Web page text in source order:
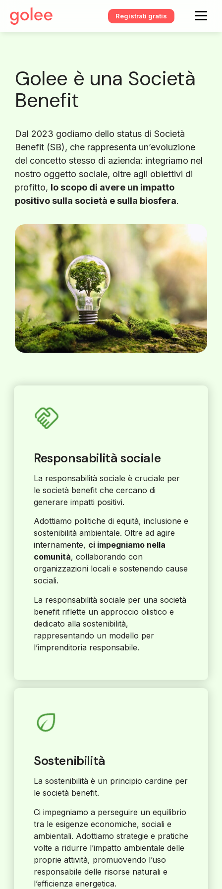
Registrati gratis
Golee è una Società
Benefit
Dal 2023 godiamo dello status di Società
Benefit (SB), che rappresenta un’evoluzione
del concetto stesso di azienda: integriamo nel
nostro oggetto sociale, oltre agli obiettivi di
profitto, lo scopo di avere un impatto
positivo sulla società e sulla biosfera.
Responsabilità sociale
La responsabilità sociale è cruciale per
le società benefit che cercano di
generare impatti positivi.
Adottiamo politiche di equità, inclusione e
sostenibilità ambientale. Oltre ad agire
internamente, ci impegniamo nella
comunità, collaborando con
organizzazioni locali e sostenendo cause
sociali.
La responsabilità sociale per una società
benefit riflette un approccio olistico e
dedicato alla sostenibilità,
rappresentando un modello per
l’imprenditoria responsabile.
Sostenibilità
La sostenibilità è un principio cardine per
le società benefit.
Ci impegniamo a perseguire un equilibrio
tra le esigenze economiche, sociali e
ambientali. Adottiamo strategie e pratiche
volte a ridurre l’impatto ambientale delle
proprie attività, promuovendo l’uso
responsabile delle risorse naturali e
l’efficienza energetica.